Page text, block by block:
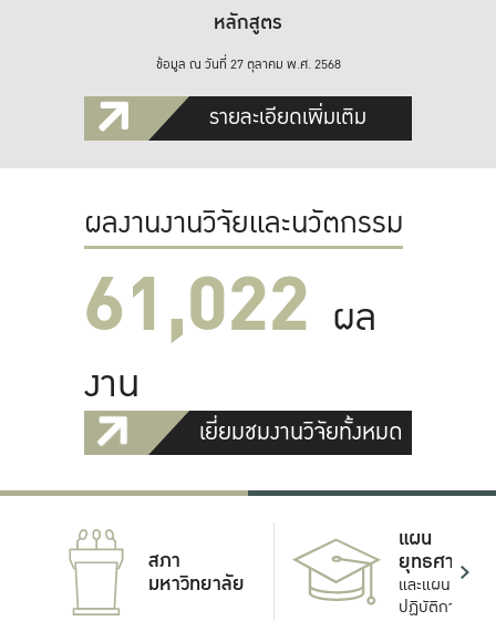
หลักสูตร
ข้อมูล ณ วันที่ 27 ตุลาคม พ.ศ. 2568
รายละเอียดเพิ่มเติม
ผลงานงานวิจัยและนวัตกรรม
61,022 ผล
งาน
เยี่ยมชมงานวิจัยทั้งหมด
สภา
มหาวิทยาลัย
แผน
ยุทธศาสตร์
และแผน
ปฏิบัติการ